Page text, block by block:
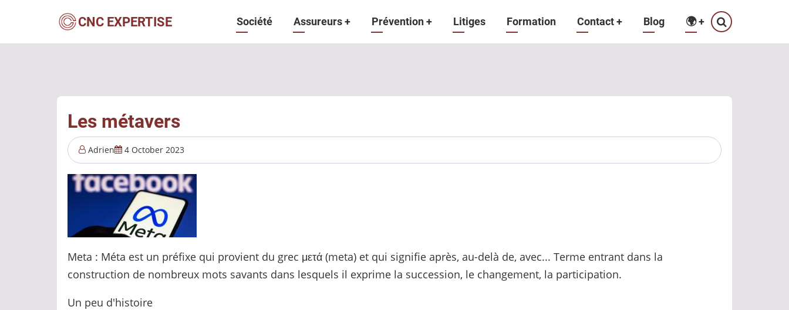
contenu
CNC EXPERTISE
Navigation
Société Assureurs+ Prévention+ Litiges Formation Contact+ Blog 🌍+
Les métavers
Adrien 4 October 2023
Meta : Méta est un préfixe qui provient du grec μετά (meta) et qui signifie après, au-delà de, avec... Terme entrant dans la
construction de nombreux mots savants dans lesquels il exprime la succession, le changement, la participation.
Un peu d'histoire